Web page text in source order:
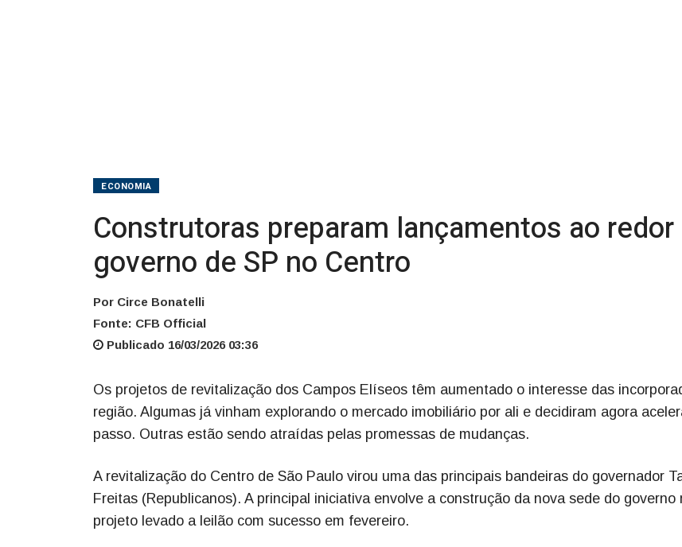
ECONOMIA
Construtoras preparam lançamentos ao
governo de SP no Centro
Por Circe Bonatelli
Fonte: CFB Official
Publicado 16/03/2026 03:36
Os projetos de revitalização dos Campos Elíseos têm aumentado o interesse das
região. Algumas já vinham explorando o mercado imobiliário por ali e decidiram agora
passo. Outras estão sendo atraídas pelas promessas de mudanças.
A revitalização do Centro de São Paulo virou uma das principais bandeiras do governador
Freitas (Republicanos). A principal iniciativa envolve a construção da nova sede do governo
projeto levado a leilão com sucesso em fevereiro.